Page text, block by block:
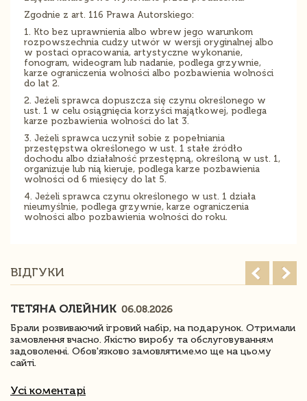
Zgodnie z art. 116 Prawa Autorskiego:
1. Kto bez uprawnienia albo wbrew jego warunkom
rozpowszechnia cudzy utwór w wersji oryginalnej albo
w postaci opracowania, artystyczne wykonanie,
fonogram, wideogram lub nadanie, podlega grzywnie,
karze ograniczenia wolności albo pozbawienia wolności
do lat 2.
2. Jeżeli sprawca dopuszcza się czynu określonego w
ust. 1 w celu osiągnięcia korzyści majątkowej, podlega
karze pozbawienia wolności do lat 3.
3. Jeżeli sprawca uczynił sobie z popełniania
przestępstwa określonego w ust. 1 stałe źródło
dochodu albo działalność przestępną, określoną w ust. 1,
organizuje lub nią kieruje, podlega karze pozbawienia
wolności od 6 miesięcy do lat 5.
4. Jeżeli sprawca czynu określonego w ust. 1 działa
nieumyślnie, podlega grzywnie, karze ograniczenia
wolności albo pozbawienia wolności do roku.
ВІДГУКИ
ТЕТЯНА ОЛЕЙНИК 06.08.2026
Брали розвиваючий ігровий набір, на подарунок. Отримали
замовлення вчасно. Якістю виробу та обслуговуванням
задоволенні. Обов'язково замовлятимемо ще на цьому
сайті.
Усі коментарі